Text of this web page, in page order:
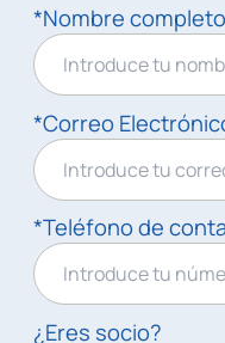
*Nombre completo
*Correo
*Teléfono de
¿Eres socio?